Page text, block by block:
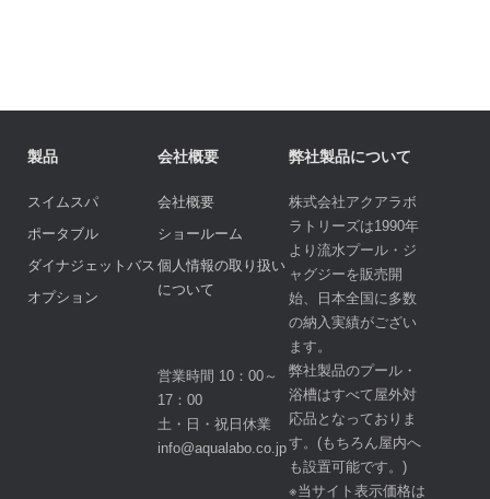
製品
スイムスパ
ポータブル
ダイナジェットバス
オプション
会社概要
会社概要
ショールーム
個人情報の取り扱い
について
営業時間 10：00～
17：00
土・日・祝日休業
info@aqualabo.co.jp
弊社製品について
株式会社アクアラボ
ラトリーズは1990年
より流水プール・ジ
ャグジーを販売開
始、日本全国に多数
の納入実績がござい
ます。
弊社製品のプール・
浴槽はすべて屋外対
応品となっておりま
す。(もちろん屋内へ
も設置可能です。)
※当サイト表示価格は